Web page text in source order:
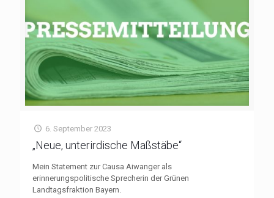
6. September 2023
„Neue, unterirdische Maßstäbe“
Mein Statement zur Causa Aiwanger als
erinnerungspolitische Sprecherin der Grünen
Landtagsfraktion Bayern.